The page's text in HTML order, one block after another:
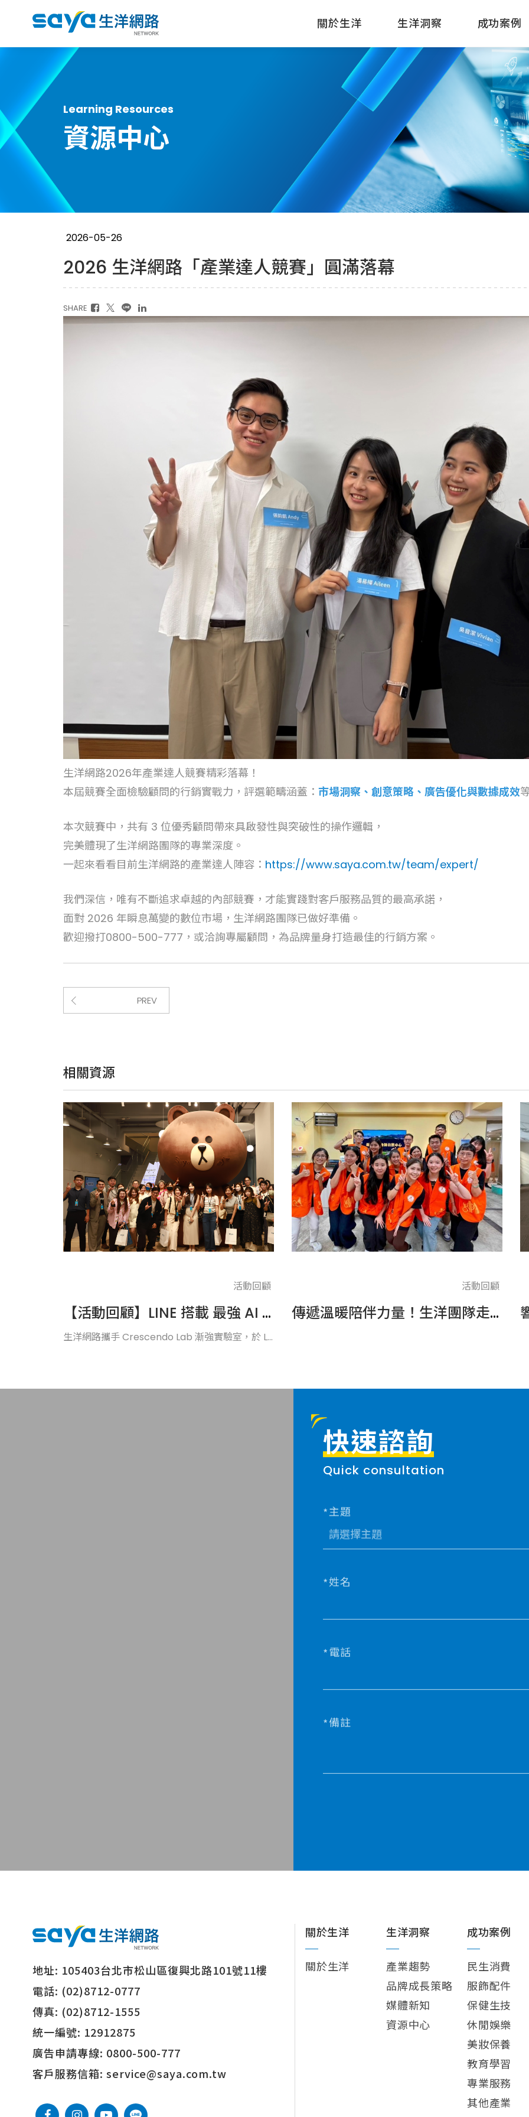
關於生洋 生洋洞察 成功案例
Learning Resources
資源中心
2026-05-26
2026 生洋網路「產業達人競賽」圓滿落幕
SHARE
生洋網路2026年產業達人競賽精彩落幕！
本屆競賽全面檢驗顧問的行銷實戰力，評選範疇涵蓋： 市場洞察、創意策略、廣告優化與數據成效
本次競賽中，共有 3 位優秀顧問帶來具啟發性與突破性的操作邏輯，
完美體現了生洋網路團隊的專業深度。
一起來看看目前生洋網路的產業達人陣容： https://www.saya.com.tw/team/expert/
我們深信，唯有不斷追求卓越的內部競賽，才能實踐對客戶服務品質的最高承諾，
面對 2026 年瞬息萬變的數位市場，生洋網路團隊已做好準備。
歡迎撥打0800-500-777，或洽詢專屬顧問，為品牌量身打造最佳的行銷方案。
PREV
相關資源
活動回顧
【活動回顧】LINE 搭載 最強 AI 大腦，捕捉高價值名單
生洋網路攜手 Crescendo Lab 漸強實驗室，於 L...
活動回顧
傳遞溫暖陪伴力量！生洋團隊走進伊甸基金會，攜手身障朋友們挑戰體適能運動
快速諮詢
Quick consultation
主題
姓名
電話
備註
地址: 105403台北市松山區復興北路101號11樓
電話: (02)8712-0777
傳真: (02)8712-1555
統一編號: 12912875
廣告申請專線: 0800-500-777
客戶服務信箱: service@saya.com.tw
關於生洋
關於生洋
生洋洞察
產業趨勢
品牌成長策略
媒體新知
資源中心
成功案例
民生消費
服飾配件
保健生技
休閒娛樂
美妝保養
教育學習
專業服務
其他產業